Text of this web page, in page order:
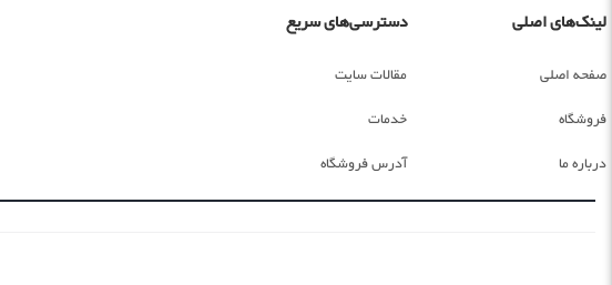
لینک‌های اصلی
صفحه اصلی
فروشگاه
درباره ما
دسترسی‌های سریع
مقالات سایت
خدمات
آدرس فروشگاه